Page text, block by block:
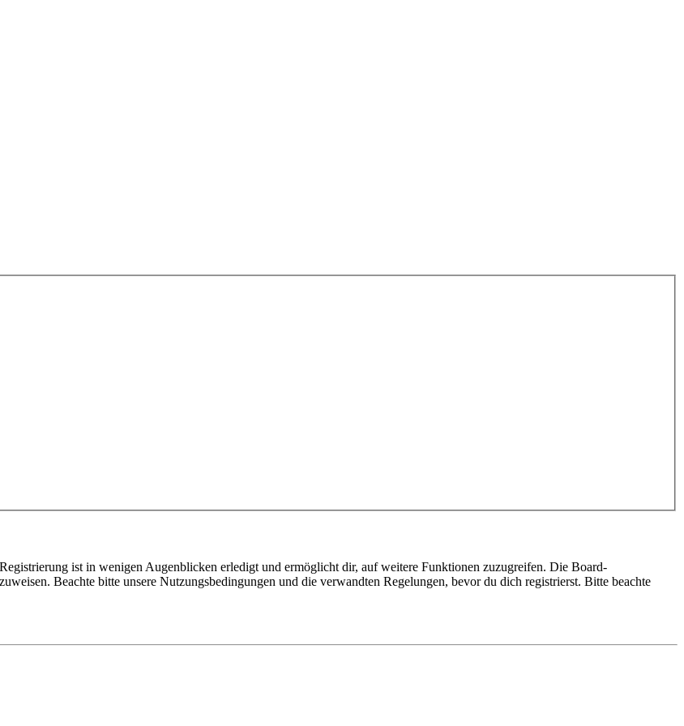
ist in wenigen Augenblicken erledigt und ermöglicht dir, auf weitere Funktionen zuzugreifen. Die Board-
Beachte bitte unsere Nutzungsbedingungen und die verwandten Regelungen, bevor du dich registrierst. Bitte beachte